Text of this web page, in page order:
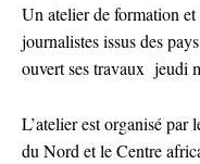
Un atelier de formation
journalistes issus des
ouvert ses travaux jeudi
L’atelier est organisé
du Nord et le Centre